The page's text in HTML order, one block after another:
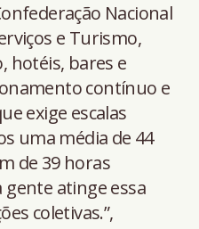
Nacional
e Turismo,
hotéis, bares e
contínuo e
exige escalas
uma média de 44
de 39 horas
gente atinge essa
coletivas.”,